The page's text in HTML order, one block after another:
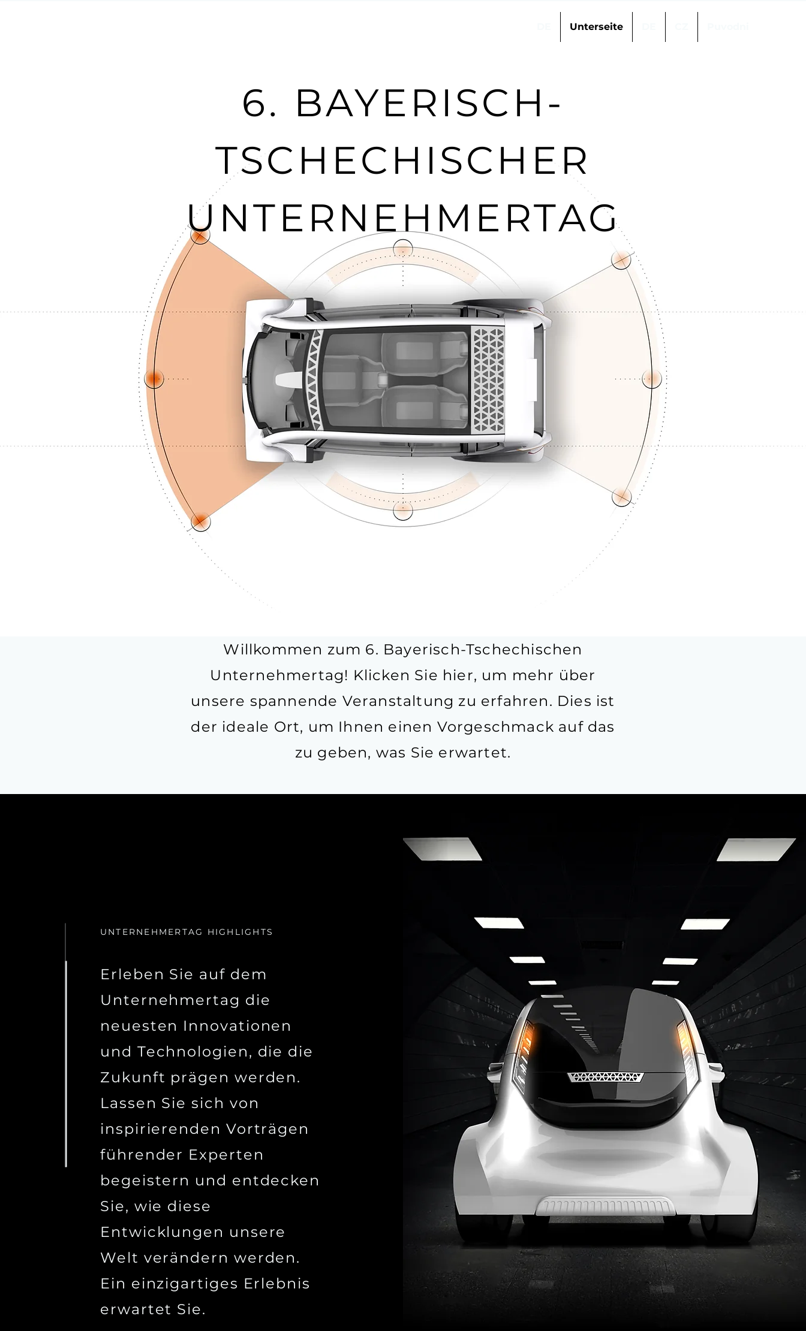
Unterseite
6. BAYERISCH-
TSCHECHISCHER
UNTERNEHMERTAG
Willkommen zum 6. Bayerisch-Tschechischen
Unternehmertag! Klicken Sie hier, um mehr über
unsere spannende Veranstaltung zu erfahren. Dies ist
der ideale Ort, um Ihnen einen Vorgeschmack auf das
zu geben, was Sie erwartet.
UNTERNEHMERTAG HIGHLIGHTS
Erleben Sie auf dem
Unternehmertag die
neuesten Innovationen
und Technologien, die die
Zukunft prägen werden.
Lassen Sie sich von
inspirierenden Vorträgen
führender Experten
begeistern und entdecken
Sie, wie diese
Entwicklungen unsere
Welt verändern werden.
Ein einzigartiges Erlebnis
erwartet Sie.